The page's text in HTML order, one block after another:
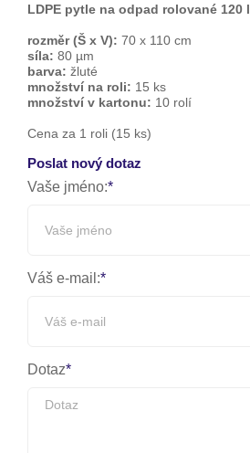
LDPE pytle na odpad rolované 120 l
rozměr (Š x V): 70 x 110 cm
síla: 80 µm
barva: žluté
množství na roli: 15 ks
množství v kartonu: 10 rolí
Cena za 1 roli (15 ks)
Poslat nový dotaz
Vaše jméno:
Váš e-mail:
Dotaz